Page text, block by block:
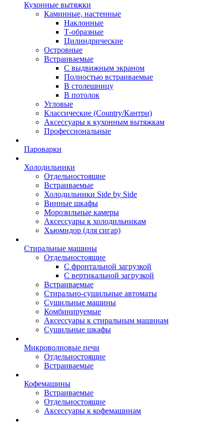
Кухонные вытяжки
Каминные, настенные
Наклонные
Т-образные
Цилиндрические
Островные
Встраиваемые
С выдвижным экраном
Полностью встраиваемые
В столешницу
В потолок
Угловые
Классические (Country/Кантри)
Аксессуары к кухонным вытяжкам
Профессиональные
Пароварки
Холодильники
Отдельностоящие
Встраиваемые
Холодильники Side by Side
Винные шкафы
Морозильные камеры
Аксессуары к холодильникам
Хьюмидор (для сигар)
Стиральные машины
Отдельностоящие
С фронтальной загрузкой
С вертикальной загрузкой
Встраиваемые
Стирально-сушильные автоматы
Сушильные машины
Комбинируемые
Аксессуары к стиральным машинам
Сушильные шкафы
Микроволновые печи
Отдельностоящие
Встраиваемые
Кофемашины
Встраиваемые
Отдельностоящие
Аксессуары к кофемашинам